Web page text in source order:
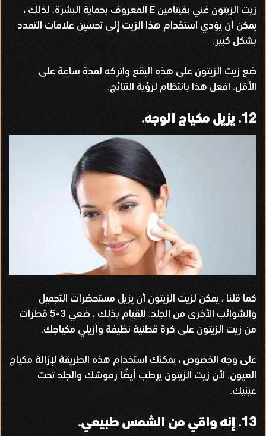
زيت الزيتون غني بفيتامين E المعروف بحماية البشرة. لذلك ،
يمكن أن يؤدي استخدام هذا الزيت إلى تحسين علامات التمدد
بشكل كبير.
ضع زيت الزيتون على هذه البقع واتركه لمدة ساعة على
الأقل. افعل هذا بانتظام لرؤية النتائج.
12. يزيل مكياج الوجه.
كما قلنا ، يمكن لزيت الزيتون أن يزيل مستحضرات التجميل
والشوائب الأخرى من الجلد. للقيام بذلك ، ضعي 3-5
قطرات
من زيت الزيتون على كرة قطنية نظيفة وأزيلي مكياجك.
على وجه الخصوص ، يمكنك استخدام هذه الطريقة لإزالة مكياج
العيون. لأن زيت الزيتون يرطب أيضًا رموشك والجلد تحت
عينيك.
13. إنه واقي من الشمس طبيعي.